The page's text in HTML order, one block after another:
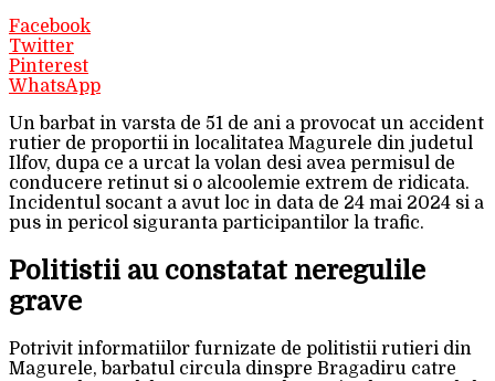
Facebook
Twitter
Pinterest
WhatsApp
Un barbat in varsta de 51 de ani a provocat un accident
rutier de proportii in localitatea Magurele din judetul
Ilfov, dupa ce a urcat la volan desi avea permisul de
conducere retinut si o alcoolemie extrem de ridicata.
Incidentul socant a avut loc in data de 24 mai 2024 si a
pus in pericol siguranta participantilor la trafic.
Politistii au constatat neregulile
grave
Potrivit informatiilor furnizate de politistii rutieri din
Magurele, barbatul circula dinspre Bragadiru catre